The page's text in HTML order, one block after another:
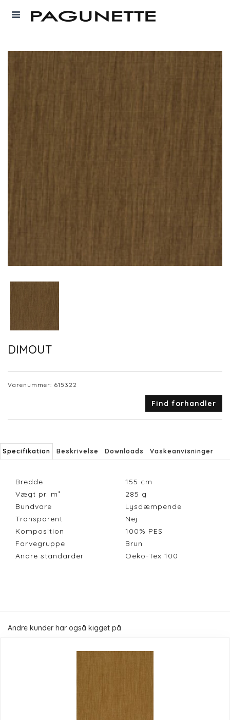
DIMOUT
Varenummer: 615322
Find forhandler
Specifikation Beskrivelse Downloads Vaskeanvisninger
Bredde 155 cm
Vægt pr. m²
285 g
Bundvare
Lysdæmpende
Transparent
Nej
Komposition
100% PES
Farvegruppe
Brun
Andre standarder
Oeko-Tex 100
Andre kunder har også kigget på